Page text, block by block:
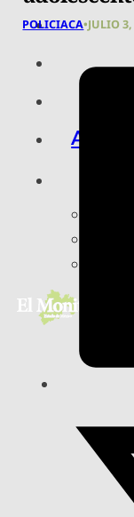
POLICIACA•JULIO